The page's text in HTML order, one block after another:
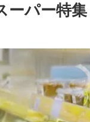
ーパー特